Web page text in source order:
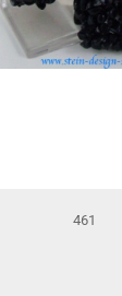
461